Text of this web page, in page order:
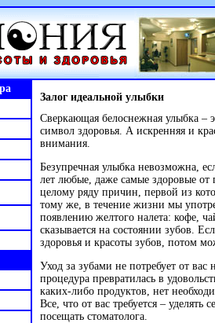
Залог идеальной улыбки
Сверкающая белоснежная улыбка –
символ здоровья. А искренняя и
внимания.
Безупречная улыбка невозможна,
лет любые, даже самые здоровые
целому ряду причин, первой из
тому же, в течение жизни мы
появлению желтого налета: кофе,
сказывается на состоянии зубов.
здоровья и красоты зубов, потом
Уход за зубами не потребует от
процедура превратилась в
каких-либо продуктов, нет
Все, что от вас требуется –
посещать стоматолога.